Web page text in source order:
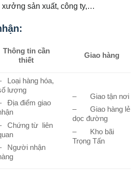
xưởng sản xuất, công ty,…
Thông tin cần
thiết
Giao hàng
Loại hàng hóa,
lượng
Địa điểm giao
Chứng từ liên
Người nhận
– Giao tận nơi
– Giao hàng lẻ
dọc đường
– Kho bãi
Trọng Tấn